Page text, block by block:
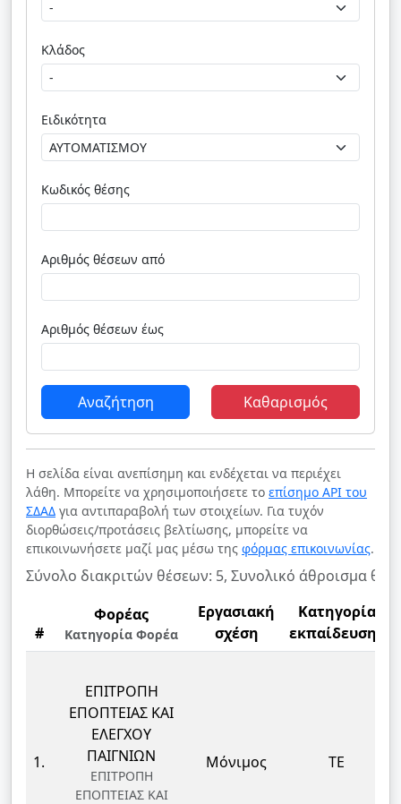
Κλάδος
Ειδικότητα
Κωδικός θέσης
Αριθμός θέσεων από
Αριθμός θέσεων έως
Αναζήτηση Καθαρισμός
Η σελίδα είναι ανεπίσημη και ενδέχεται να περιέχει
λάθη. Μπορείτε να χρησιμοποιήσετε το επίσημο API του
ΣΔΑΔ για αντιπαραβολή των στοιχείων. Για τυχόν
διορθώσεις/προτάσεις βελτίωσης, μπορείτε να
επικοινωνήσετε μαζί μας μέσω της φόρμας επικοινωνίας.
Σύνολο διακριτών θέσεων: 5, Συνολικό άθροισμα
#
Φορέας
Κατηγορία Φορέα
Εργασιακή
σχέση
Κατηγορία
εκπαίδευσης
1.
ΕΠΙΤΡΟΠΗ
ΕΠΟΠΤΕΙΑΣ ΚΑΙ
ΕΛΕΓΧΟΥ
ΠΑΙΓΝΙΩΝ
ΕΠΙΤΡΟΠΗ
ΕΠΟΠΤΕΙΑΣ ΚΑΙ
Μόνιμος ΤΕ